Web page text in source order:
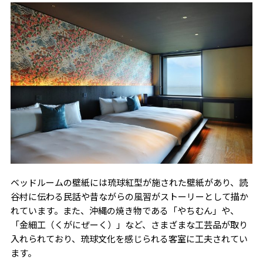
ベッドルームの壁紙には琉球紅型が施された壁紙があり、読
谷村に伝わる民話や昔ながらの風習がストーリーとして描か
れています。また、沖縄の焼き物である「やちむん」や、
「金細工（くがにぜーく）」など、さまざまな工芸品が取り
入れられており、琉球文化を感じられる客室に工夫されてい
ます。